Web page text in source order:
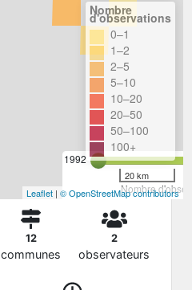
1992
Nombre
Nombre
d'observations
0–1
1–2
2–5
5–10
10–20
20–50
50–100
100+
20 km
Leaflet | © OpenStreetMap contributors
12
communes
2
observateurs